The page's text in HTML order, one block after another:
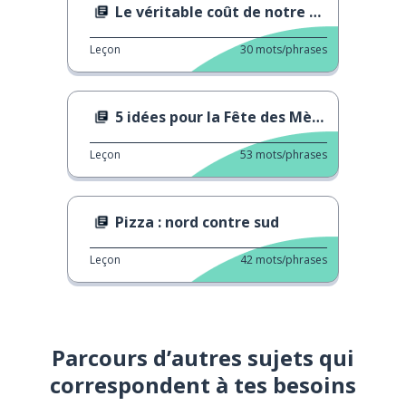
Le véritable coût de notre alimentation
Leçon 30 mots/phrases
5 idées pour la Fête des Mères
Leçon 53 mots/phrases
Pizza : nord contre sud
Leçon 42 mots/phrases
Parcours d’autres sujets qui
correspondent à tes besoins